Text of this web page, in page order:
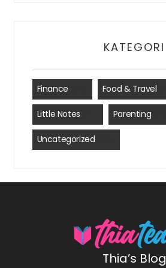
KATEGORI
Finance Food & Travel
Little Notes Parenting
Uncategorized
Thia’s Blog